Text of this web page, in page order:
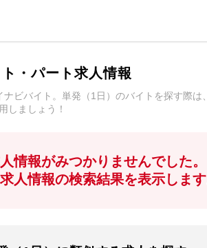
・パート求人情報
ビバイト。単発（1日）のバイトを探す際
しましょう！
情報がみつかりませんでした。
人情報の検索結果を表示します